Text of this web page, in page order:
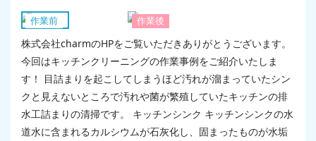
作業前 作業後
キッチン
株式会社charmのHPをご覧いただきありがとうございます。
今回はキッチンクリーニングの作業事例をご紹介いたしま
す！ 目詰まりを起こしてしまうほど汚れが溜まっていたシン
クと見えないところで汚れや菌が繁殖していたキッチンの排
水工詰まりの清掃です。 キッチンシンク キッチンシンクの水
道水に含まれるカルシウムが石灰化し、固まったものが水垢